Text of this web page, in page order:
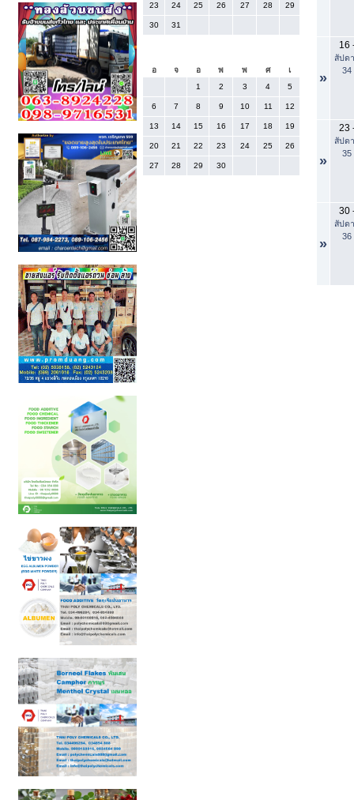
23 24 25 26 27 28 29
30 31
อ จ อ พ พ ศ
เ
1
2 3 4 5
6 7 8 9 10 11 12
13 14 15 16 17 18 19
20 21 22 23 24 25 26
27 28 29 30
»
16
สัปด
34
»
23
สัปด
35
»
30
สัปด
36